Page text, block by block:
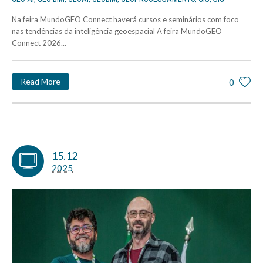
Na feira MundoGEO Connect haverá cursos e seminários com foco
nas tendências da inteligência geoespacial A feira MundoGEO
Connect 2026...
0
Read More
15.12
2025